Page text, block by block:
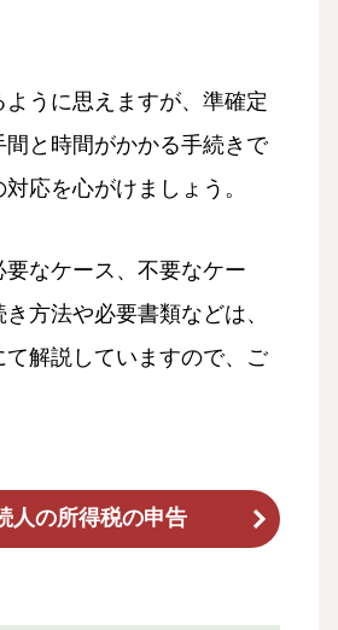
うに思えますが、準確定
間と時間がかかる手続きで
応を心がけましょう。
なケース、不要なケー
方法や必要書類などは、
て解説していますので、ご
人の所得税の申告